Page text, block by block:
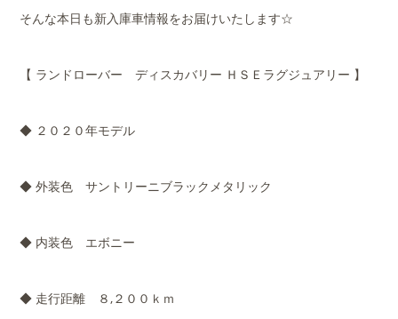
そんな本日も新入庫車情報をお届けいたします☆
【 ランドローバー ディスカバリー ＨＳＥラグジュアリー 】
◆ ２０２０年モデル
◆ 外装色 サントリーニブラックメタリック
◆ 内装色 エボニー
◆ 走行距離 ８,２００ｋｍ